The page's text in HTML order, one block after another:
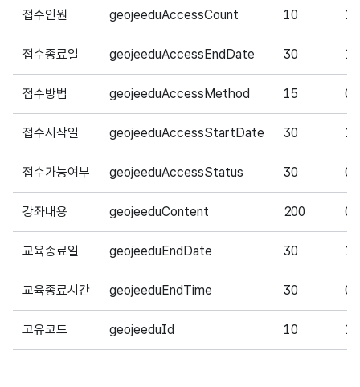
접수인원 geojeeduAccessCount 10 1
접수종료일 geojeeduAccessEndDate 30 1
접수방법 geojeeduAccessMethod 15 0
접수시작일 geojeeduAccessStartDate 30 1
접수가능여부 geojeeduAccessStatus 30 0
강좌내용 geojeeduContent 200 0
교육종료일 geojeeduEndDate 30 1
교육종료시간 geojeeduEndTime 30 0
고유코드 geojeeduId 10 1